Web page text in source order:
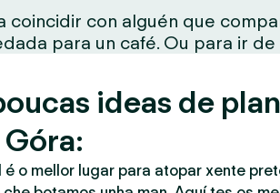
coincidir con alguén que
para un café. Ou para ir
ideas de
é o mellor lugar para atopar xente